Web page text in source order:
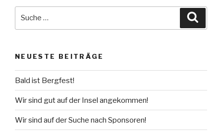
NEUESTE BEITRÄGE
Bald ist Bergfest!
Wir sind gut auf der Insel angekommen!
Wir sind auf der Suche nach Sponsoren!